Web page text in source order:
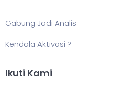
Gabung Jadi Analis
Kendala Aktivasi ?
Ikuti Kami